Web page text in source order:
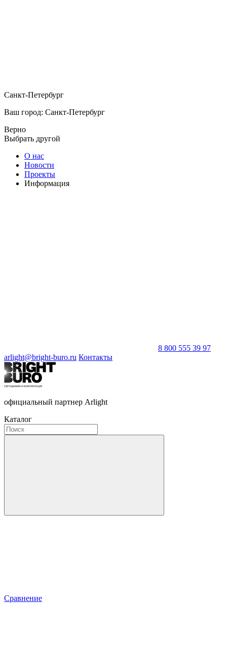
Санкт-Петербург
Ваш город: Санкт-Петербург
Верно
Выбрать другой
О нас
Новости
Проекты
Информация
8 800 555 39 97
arlight@bright-buro.ru Контакты
официальный партнер Arlight
Каталог
Сравнение